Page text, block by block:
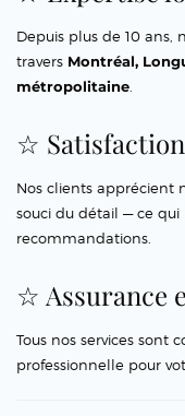
Depuis plus de 10 ans,
travers Montréal,
métropolitaine.
☆
Nos clients apprécient
souci du détail — ce
recommandations.
☆ Assurance
Tous nos services sont
professionnelle pour